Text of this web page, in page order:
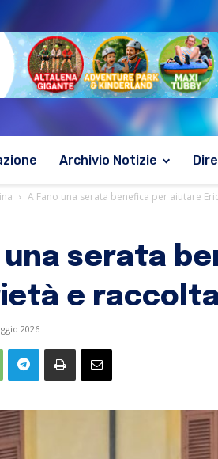
Archivio Notizie
A Fano una serata benefica per aiutare
una serata
e
2026